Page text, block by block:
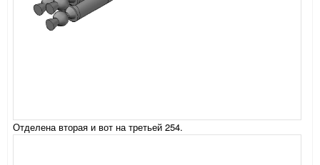
Отделена вторая и вот на третьей 254.